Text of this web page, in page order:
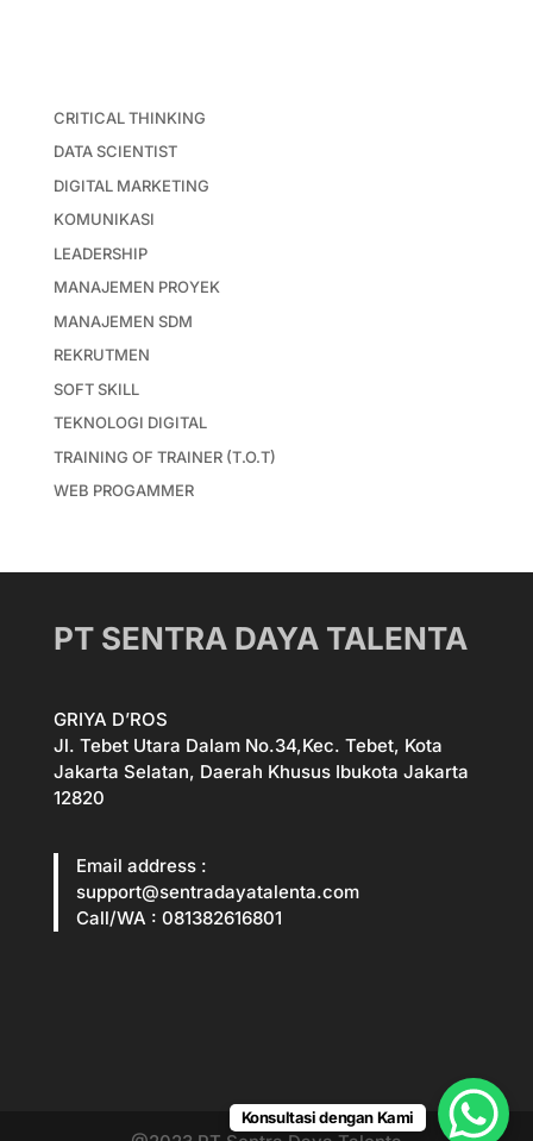
CRITICAL THINKING
DATA SCIENTIST
DIGITAL MARKETING
KOMUNIKASI
LEADERSHIP
MANAJEMEN PROYEK
MANAJEMEN SDM
REKRUTMEN
SOFT SKILL
TEKNOLOGI DIGITAL
TRAINING OF TRAINER (T.O.T)
WEB PROGAMMER
PT SENTRA DAYA TALENTA
GRIYA D’ROS
Jl. Tebet Utara Dalam No.34,Kec. Tebet, Kota
Jakarta Selatan, Daerah Khusus Ibukota Jakarta
12820
Email address :
support@sentradayatalenta.com
Call/WA : 081382616801
Konsultasi dengan Kami